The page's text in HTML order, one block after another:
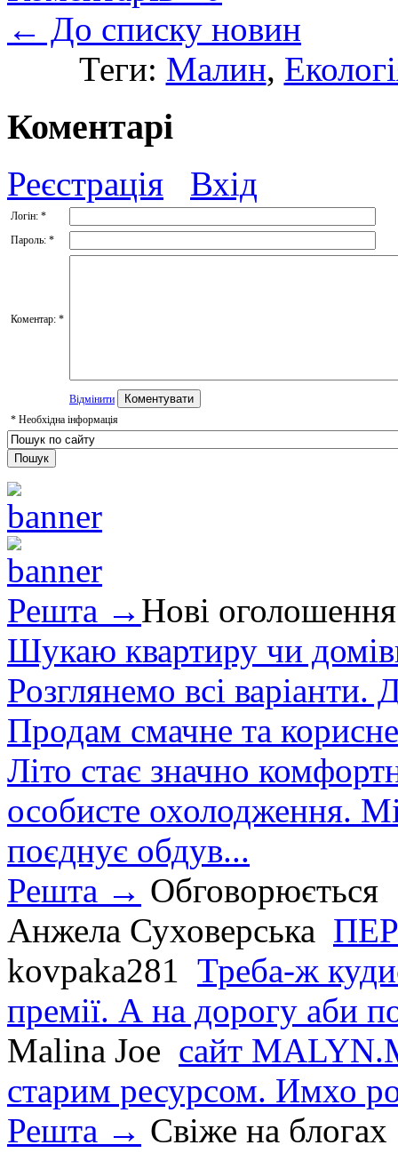
← До списку новин
Теги: Малин,
Коментарі
Реєстрація Вхід
Логін: *
Пароль: *
Коментар: *
Відмінити
* Необхідна інформація
Решта → Нові оголошення
Шукаю квартиру чи
Розглянемо всі варіанти.
Продам смачне та
Літо стає значно
особисте охолодження.
поєднує обдув...
Решта → Обговорюється
Анжела Суховерська
kovpaka281 Треба-ж
премії. А на дорогу аби
Malina Joe сайт
старим ресурсом. Имхо
Решта → Свіже на блогах